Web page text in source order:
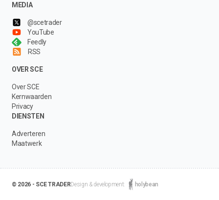
MEDIA
@scetrader
YouTube
Feedly
RSS
OVER SCE
Over SCE
Kernwaarden
Privacy
DIENSTEN
Adverteren
Maatwerk
© 2026 - SCE TRADERDesign & development: holybean